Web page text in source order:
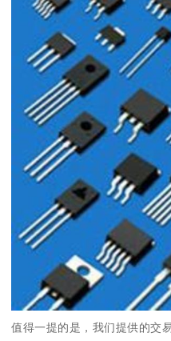
值得一提的是，我们提供的交